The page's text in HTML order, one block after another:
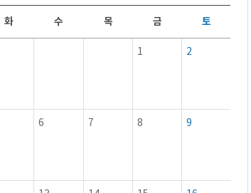
화 수 목 금 토
1 2
6 7 8 9